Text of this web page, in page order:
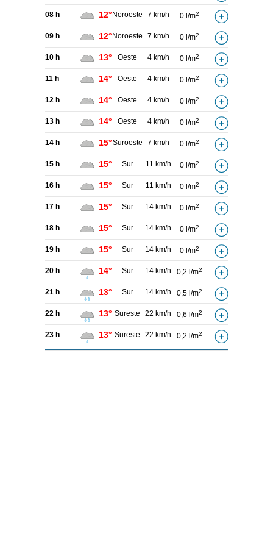
08 h 12° Noroeste 7 km/h 0 l/m2
09 h 12° Noroeste 7 km/h 0 l/m2
10 h 13° Oeste 4 km/h 0 l/m2
11 h 14° Oeste 4 km/h 0 l/m2
12 h 14° Oeste 4 km/h 0 l/m2
13 h 14° Oeste 4 km/h 0 l/m2
14 h 15°Suroeste 7 km/h 0 l/m2
15 h 15° Sur 11 km/h 0 l/m2
16 h 15° Sur 11 km/h 0 l/m2
17 h 15° Sur 14 km/h 0 l/m2
18 h 15° Sur 14 km/h 0 l/m2
19 h 15° Sur 14 km/h 0 l/m2
20 h 14° Sur 14 km/h 0,2 l/m2
21 h 13° Sur 14 km/h 0,5 l/m2
22 h 13° Sureste 22 km/h 0,6 l/m2
23 h 13° Sureste 22 km/h 0,2 l/m2